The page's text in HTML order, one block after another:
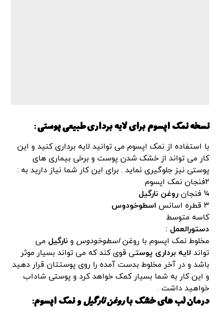
نسخه نمک اپسوم برای لایه برداری طبیعی پوستی :
با استفاده از نمک اپسوم می توانید لایه برداری کنید و این
کار می تواند از خشک شدن پوست و برخی بیماری های
پوستی نیز جلوگیری نماید . برای این کار شما نیاز دارید به :
۲فنجان نمک اپسوم
¼ فنجانروغن نارگیل
۳ قطره اسانس
اسطوخودوس
کاسه متوسط
دستورالعمل :
مخلوط نمک اپسوم با روغناسطوخودوس ونارگیل می
تواند لایه برداری پوستی قوی کند که می تواند بسیار موثر
باشد و در آخر مخلوط بدست آمده را روی پوستتان قرار دهید
و این کار به شما بسیار کمک خواهد کرد و پوستی شاداب
خواهید داشت .
درمان لب های خشک باروغن نارگیلو نمک اپسوم: